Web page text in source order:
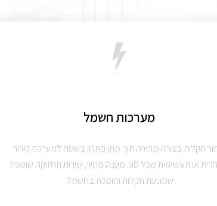
מערכות חשמל
תקלות בצורה מהירה תוך מתן פתרון בשטח למערכת קירור
או תעשייתית מכל סוג. מענה מהיר, שירות תחזוקה שוטפת
שמונעת תקלות וחוסכת בחשמל.